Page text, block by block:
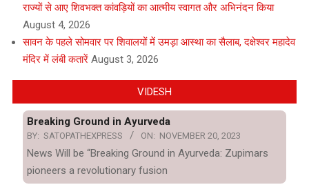
राज्यों से आए शिवभक्त कांवड़ियों का आत्मीय स्वागत और अभिनंदन किया
August 4, 2026
सावन के पहले सोमवार पर शिवालयों में उमड़ा आस्था का सैलाब, दक्षेश्वर महादेव
मंदिर में लंबी कतारें August 3, 2026
VIDESH
Breaking Ground in Ayurveda
BY: SATOPATHEXPRESS ON: NOVEMBER 20, 2023
News Will be “Breaking Ground in Ayurveda: Zupimars
pioneers a revolutionary fusion